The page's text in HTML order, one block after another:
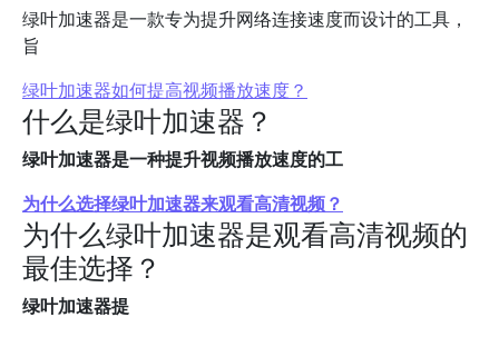
绿叶加速器是一款专为提升网络连接速度而设计的工具，
旨
绿叶加速器如何提高视频播放速度？
什么是绿叶加速器？
绿叶加速器是一种提升视频播放速度的工
为什么选择绿叶加速器来观看高清视频？
为什么绿叶加速器是观看高清视频的
最佳选择？
绿叶加速器提